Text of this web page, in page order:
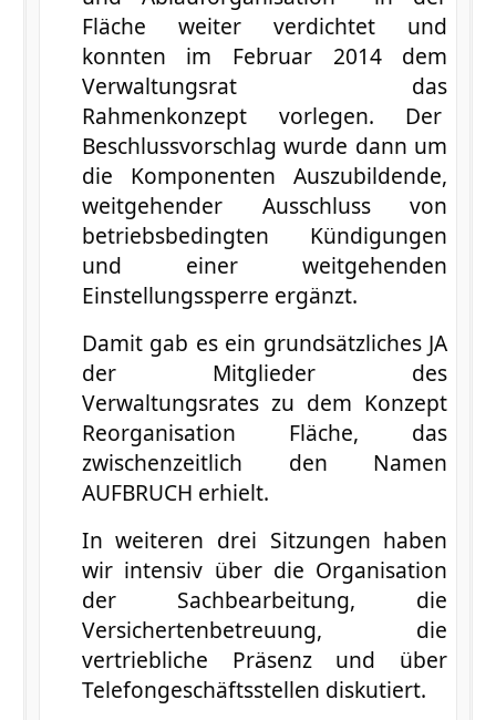
Fläche weiter verdichtet und
konnten im Februar 2014 dem
Verwaltungsrat das
Rahmenkonzept vorlegen. Der
Beschlussvorschlag wurde dann um
die Komponenten Auszubildende,
weitgehender Ausschluss von
betriebsbedingten Kündigungen
und einer weitgehenden
Einstellungssperre ergänzt.
Damit gab es ein grundsätzliches JA
der Mitglieder des
Verwaltungsrates zu dem Konzept
Reorganisation Fläche, das
zwischenzeitlich den Namen
AUFBRUCH erhielt.
In weiteren drei Sitzungen haben
wir intensiv über die Organisation
der Sachbearbeitung, die
Versichertenbetreuung, die
vertriebliche Präsenz und über
Telefongeschäftsstellen diskutiert.